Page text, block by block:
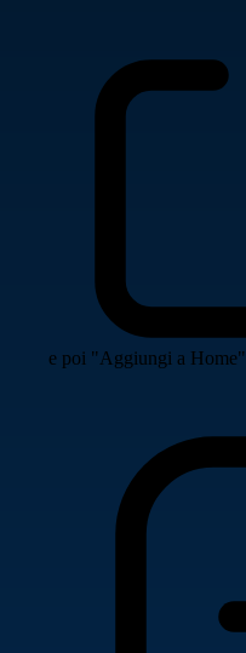
e poi "Aggiungi a Home"